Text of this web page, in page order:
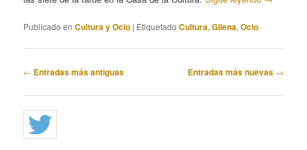
Publicado en Cultura y Ocio | Etiquetado Cultura,Gilena,Ocio
Navegación
entradas
← Entradas más antiguas Entradas más nuevas →